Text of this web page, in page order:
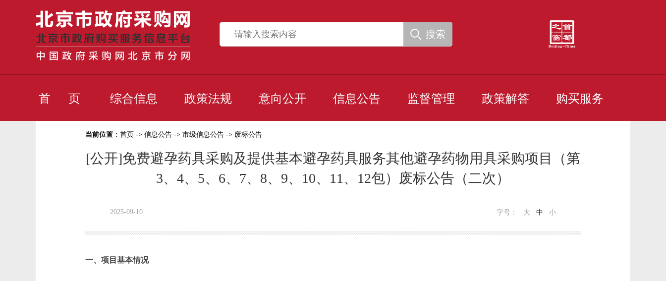
搜索
首 页 综合信息 政策法规 意向公开 信息公告 监督管理 政策解答 购买服务
当前位置 ： 首页 -> 信息公告 -> 市级信息公告 -> 废标公告
[公开]免费避孕药具采购及提供基本避孕药具服务其他避孕药物用具采购项目（第
3、4、5、6、7、8、9、10、11、12包）废标公告（二次）
2025-09-10 字号： 大 中 小
一、项目基本情况